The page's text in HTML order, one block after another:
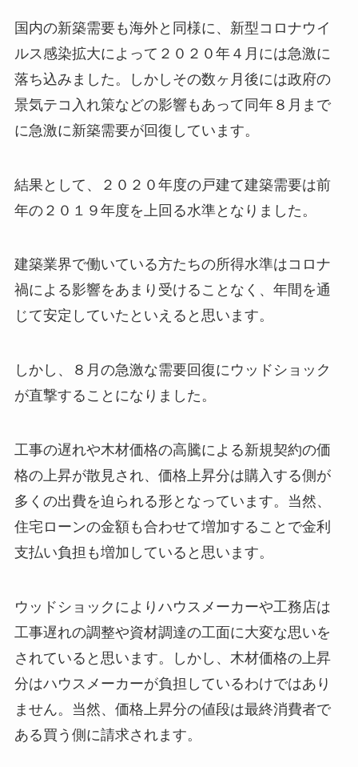
国内の新築需要も海外と同様に、新型コロナウイ
ルス感染拡大によって２０２０年４月には急激に
落ち込みました。しかしその数ヶ月後には政府の
景気テコ入れ策などの影響もあって同年８月まで
に急激に新築需要が回復しています。
結果として、２０２０年度の戸建て建築需要は前
年の２０１９年度を上回る水準となりました。
建築業界で働いている方たちの所得水準はコロナ
禍による影響をあまり受けることなく、年間を通
じて安定していたといえると思います。
しかし、８月の急激な需要回復にウッドショック
が直撃することになりました。
工事の遅れや木材価格の高騰による新規契約の価
格の上昇が散見され、価格上昇分は購入する側が
多くの出費を迫られる形となっています。当然、
住宅ローンの金額も合わせて増加することで金利
支払い負担も増加していると思います。
ウッドショックによりハウスメーカーや工務店は
工事遅れの調整や資材調達の工面に大変な思いを
されていると思います。しかし、木材価格の上昇
分はハウスメーカーが負担しているわけではあり
ません。当然、価格上昇分の値段は最終消費者で
ある買う側に請求されます。